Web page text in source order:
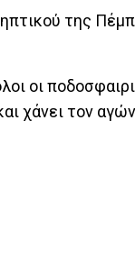
της
οι
χάνει τον